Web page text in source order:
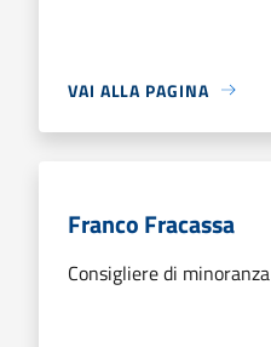
VAI ALLA PAGINA
Franco Fracassa
Consigliere di minoranza